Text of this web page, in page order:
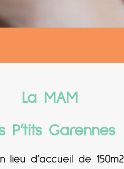
La MAM
P’tits Garennes
lieu d’accueil de 150m2